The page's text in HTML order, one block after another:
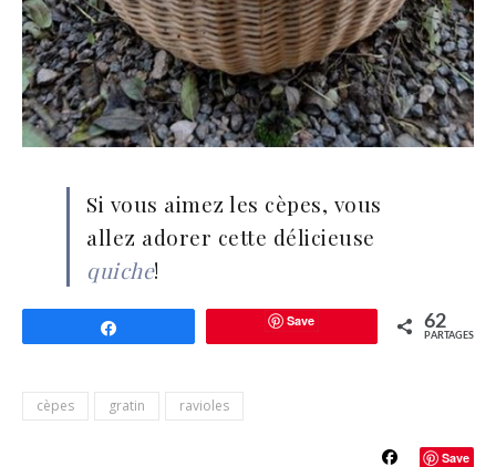
Si vous aimez les cèpes, vous
allez adorer cette délicieuse
quiche!
Save 62
PARTAGES
cèpes gratin ravioles
Save